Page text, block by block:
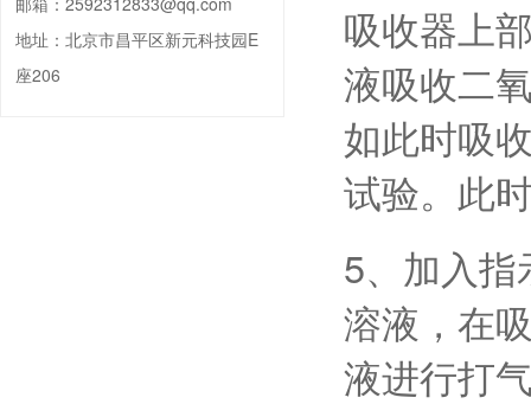
吸收器上
液吸收二
如此时吸
试验。此
5、加入
溶液，在
液进行打
地址： 北京市昌平区新元科技园E
座206